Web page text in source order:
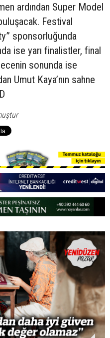
ardından Super Model
Festival
sponsorluğunda
ise yarı finalistler, final
sonunda ise
Umut Kaya’nın sahne